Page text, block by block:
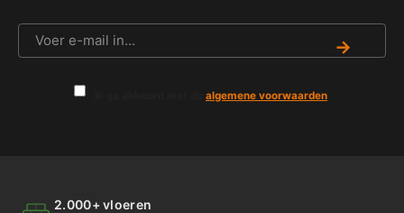
→
algemene voorwaarden
2.000+ vloeren